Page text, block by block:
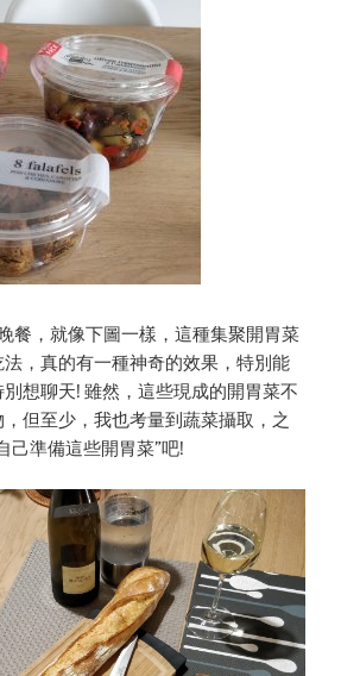
餐，就像下圖一樣，這種集聚開胃菜
，真的有一種神奇的效果，特別能
想聊天! 雖然，這些現成的開胃菜不
但至少，我也考量到蔬菜攝取，之
己準備這些開胃菜”吧!